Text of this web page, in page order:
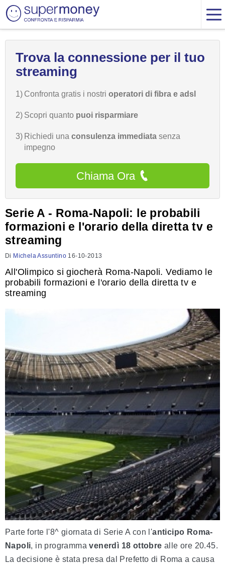
Trova la connessione per il tuo
streaming
1) Confronta gratis i nostri operatori di fibra e adsl
2) Scopri quanto puoi risparmiare
3) Richiedi una consulenza immediata senza
impegno
Chiama Ora
Serie A - Roma-Napoli: le probabili
formazioni e l'orario della diretta tv e
streaming
Di Michela Assuntino 16-10-2013
All'Olimpico si giocherà Roma-Napoli. Vediamo le
probabili formazioni e l'orario della diretta tv e
streaming
Parte forte l'8^ giornata di Serie A con l'anticipo Roma-
Napoli, in programmavenerdì 18 ottobre alle ore 20.45.
La decisione è stata presa dal Prefetto di Roma a causa